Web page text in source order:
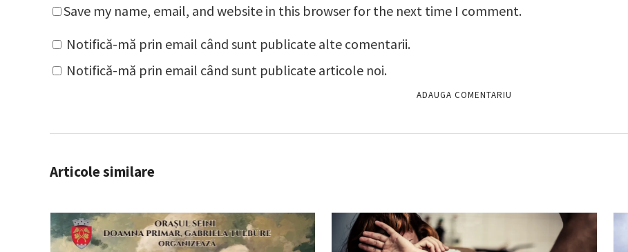
Save my name, email, and website in this browser for the next time I comment.
Notifică-mă prin email când sunt publicate alte comentarii.
Notifică-mă prin email când sunt publicate articole noi.
Articole similare